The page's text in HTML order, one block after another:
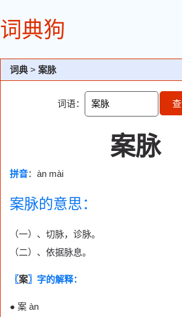
词典狗
词典 > 案脉
词语：
案脉
拼音：àn mài
案脉的意思：
（一）、切脉，诊脉。
（二）、依据脉息。
〖案〗字的解释：
● 案 àn